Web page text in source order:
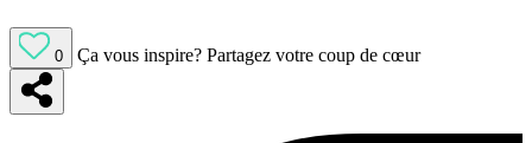
0 Ça vous inspire? Partagez votre coup de cœur